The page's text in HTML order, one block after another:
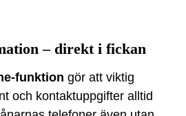
– direkt i fickan
funktion gör att viktig
och kontaktuppgifter alltid